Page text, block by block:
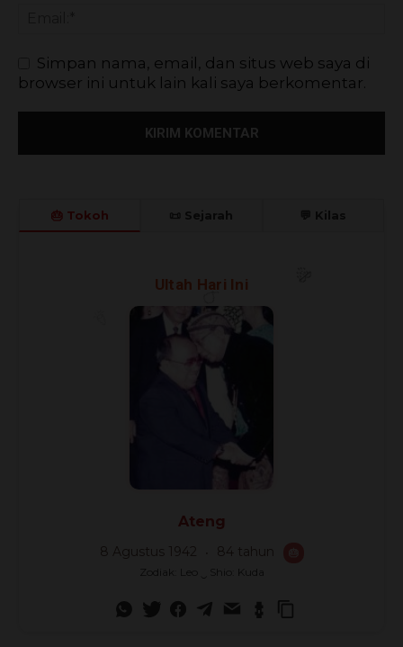
Simpan nama, email, dan situs web saya di
browser ini untuk lain kali saya berkomentar.
🎂 Tokoh 📜 Sejarah 💬 Kilas
Ultah Hari Ini
Ateng
8 Agustus 1942 84 tahun
Zodiak: Leo ‿ Shio: Kuda